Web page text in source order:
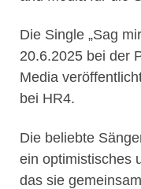
Die Single „Sag
20.6.2025 bei der
Media
bei HR4.
Die beliebte
ein optimistisches
das sie